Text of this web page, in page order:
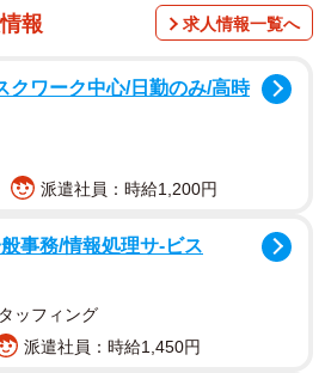
、ラテちゃん（右）。首をかしげる角度
報 求人情報一覧へ
クワーク中心/日勤のみ/高時
派遣社員：時給1,200円
事務/情報処理サ-ビス
ッフィング
派遣社員：時給1,450円